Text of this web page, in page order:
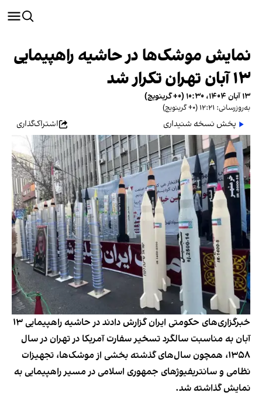
نمایش موشک‌ها در حاشیه راهپیمایی
۱۳ آبان تهران تکرار شد
۱۳ آبان ۱۴۰۴، ۱۰:۳۰ (‎+۰ گرینویچ)
به‌روزرسانی: ۱۲:۲۱ (‎+۰ گرینویچ)
پخش نسخه شنیداری اشتراک‌گذاری
خبرگزاری‌های حکومتی ایران گزارش دادند در حاشیه راهپیمایی ۱۳
آبان به مناسبت سالگرد تسخیر سفارت آمریکا در تهران در سال
۱۳۵۸، همچون سال‌های گذشته بخشی از موشک‌ها، تجهیزات
نظامی و سانتریفیوژهای جمهوری اسلامی در مسیر راهپیمایی به
نمایش گذاشته شد.